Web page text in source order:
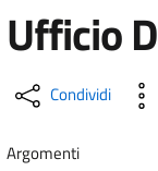
Ufficio
Condividi
Argomenti